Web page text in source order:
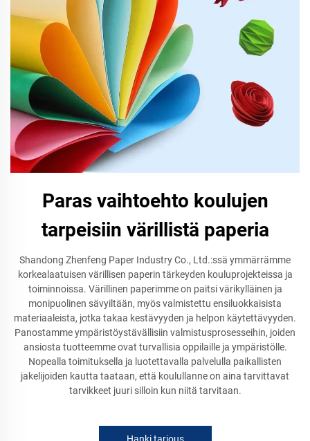
Paras vaihtoehto koulujen
tarpeisiin värillistä paperia
Shandong Zhenfeng Paper Industry Co., Ltd.:ssä ymmärrämme
korkealaatuisen värillisen paperin tärkeyden kouluprojekteissa ja
toiminnoissa. Värillinen paperimme on paitsi värikylläinen ja
monipuolinen sävyiltään, myös valmistettu ensiluokkaisista
materiaaleista, jotka takaa kestävyyden ja helpon käytettävyyden.
Panostamme ympäristöystävällisiin valmistusprosesseihin, joiden
ansiosta tuotteemme ovat turvallisia oppilaille ja ympäristölle.
Nopealla toimituksella ja luotettavalla palvelulla paikallisten
jakelijoiden kautta taataan, että koulullanne on aina tarvittavat
tarvikkeet juuri silloin kun niitä tarvitaan.